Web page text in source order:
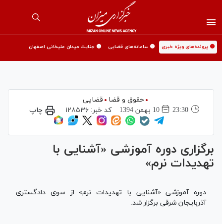
🟡 پرونده‌های ویژه خبری 🟡 سامانه‌های قضایی 🟡 جنایت میدان علیخانی اصفهان
حقوق و قضا
قضایی
23:30
10 بهمن 1394 کد خبر:۱۲۸۵۳۶ چاپ
برگزاری دوره آموزشی «آشنایی با
تهدیدات نرم»
دوره آموزشی «آشنایی با تهدیدات نرم» از سوی دادگستری
آذربایجان شرقی برگزار شد.